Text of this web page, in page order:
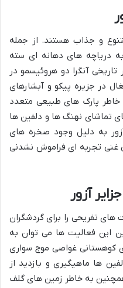
و جذاب هستند. از جمله
دریاچه های دهانه ای سته
آنگرا دو هروئیسمو در
در جزیره پیکو و آبشارهای
خاطر پارک های طبیعی متعدد
تماشای نهنگ ها و دلفین ها
به دلیل وجود صخره های
غنی تجربه ای فراموش نشدنی
آزور
های تفریحی را برای گردشگران
این فعالیت ها می توان به
کوهستانی غواصی موج سواری
ها ماهیگیری و بازدید از
به خاطر زمین های گلف